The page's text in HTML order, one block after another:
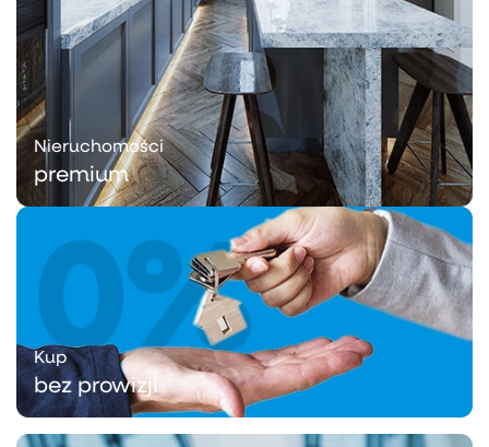
Nieruchomości
premium
Kup
bez prowizji